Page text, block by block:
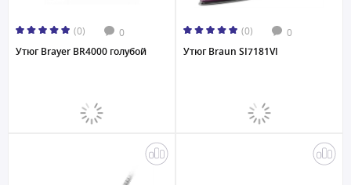
(0) 0
Утюг Brayer BR4000 голубой
(0) 0
Утюг Braun SI7181VI